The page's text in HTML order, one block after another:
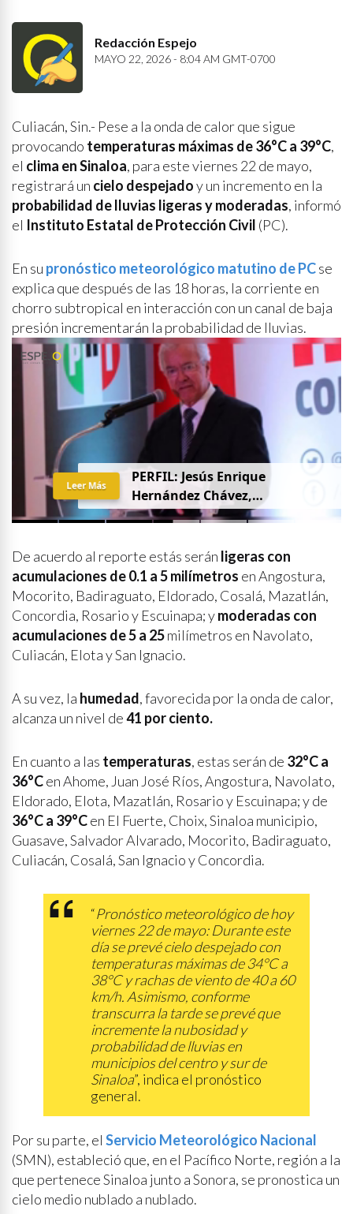
Redacción Espejo
MAYO 22, 2026 - 8:04 AM GMT-0700
Culiacán, Sin.- Pese a la onda de calor que sigue
provocando temperaturas máximas de 36°C a 39°C,
el clima en Sinaloa, para este viernes 22 de mayo,
registrará un cielo despejadoy un incremento en la
probabilidad de lluvias ligeras y moderadas, informó
el Instituto Estatal de Protección Civil (PC).
En su pronóstico meteorológico matutino de PCse
explica que después de las 18 horas, la corriente en
chorro subtropical en interacción con un canal de baja
presión incrementarán la probabilidad de lluvias.
PERFIL: Jesús Enrique
Hernández Chávez,
“Chuquiqui”
Leer Más
De acuerdo al reporte estás serán ligeras con
acumulaciones de 0.1 a 5 milímetros en Angostura,
Mocorito, Badiraguato, Eldorado, Cosalá, Mazatlán,
Concordia, Rosario y Escuinapa; ymoderadas con
acumulaciones de 5 a 25milímetros en Navolato,
Culiacán, Elota y San Ignacio.
A su vez, la humedad, favorecida por la onda de calor,
alcanza un nivel de41 por ciento.
En cuanto a las temperaturas, estas serán de 32°C a
36°Cen Ahome, Juan José Ríos, Angostura, Navolato,
Eldorado, Elota, Mazatlán, Rosario y Escuinapa; y de
36°C a 39°Cen El Fuerte, Choix, Sinaloa municipio,
Guasave, Salvador Alvarado, Mocorito, Badiraguato,
Culiacán, Cosalá, San Ignacio y Concordia.
“Pronóstico meteorológico de hoy
viernes 22 de mayo: Durante este
día se prevé cielo despejado con
temperaturas máximas de 34°C a
38°C y rachas de viento de 40 a 60
km/h. Asimismo, conforme
transcurra la tarde se prevé que
incremente la nubosidad y
probabilidad de lluvias en
municipios del centro y sur de
Sinaloa”, indica el pronóstico
general.
Por su parte, el Servicio Meteorológico Nacional
(SMN), estableció que, en el Pacífico Norte, región a la
que pertenece Sinaloa junto a Sonora, se pronostica un
cielo medio nublado a nublado.